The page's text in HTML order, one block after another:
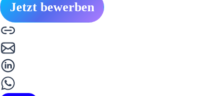
Jetzt bewerben